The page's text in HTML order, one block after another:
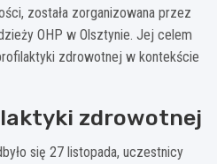
została zorganizowana przez
OHP w Olsztynie. Jej celem
zdrowotnej w kontekście
zdrowotnej
się 27 listopada, uczestnicy